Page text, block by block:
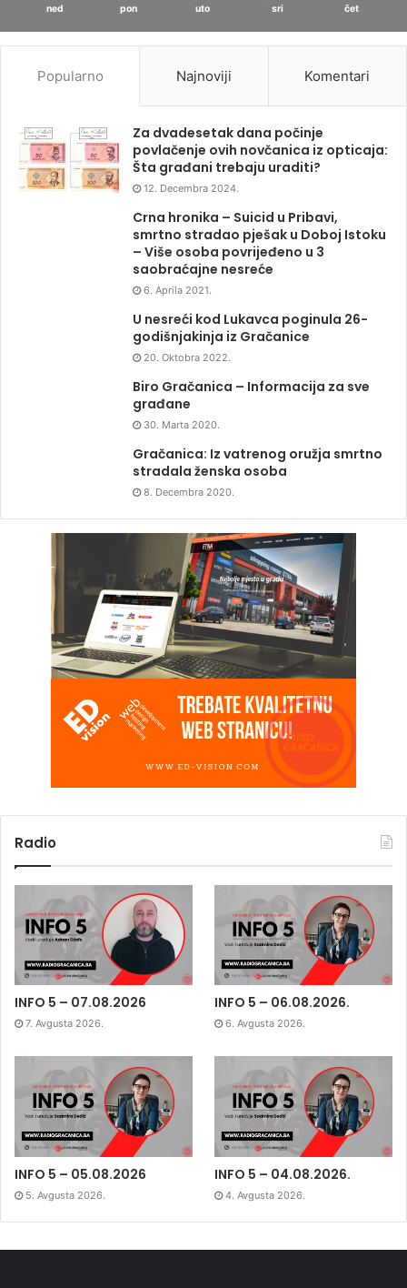
ned pon uto sri čet
Popularno Najnoviji Komentari
Za dvadesetak dana počinje
povlačenje ovih novčanica iz opticaja:
Šta građani trebaju uraditi?
12. Decembra 2024.
Crna hronika – Suicid u Pribavi,
smrtno stradao pješak u Doboj Istoku
– Više osoba povrijeđeno u 3
saobraćajne nesreće
6. Aprila 2021.
U nesreći kod Lukavca poginula 26-
godišnjakinja iz Gračanice
20. Oktobra 2022.
Biro Gračanica – Informacija za sve
građane
30. Marta 2020.
Gračanica: Iz vatrenog oružja smrtno
stradala ženska osoba
8. Decembra 2020.
Radio
INFO 5 – 07.08.2026
7. Avgusta 2026.
INFO 5 – 06.08.2026.
6. Avgusta 2026.
INFO 5 – 05.08.2026
5. Avgusta 2026.
INFO 5 – 04.08.2026.
4. Avgusta 2026.